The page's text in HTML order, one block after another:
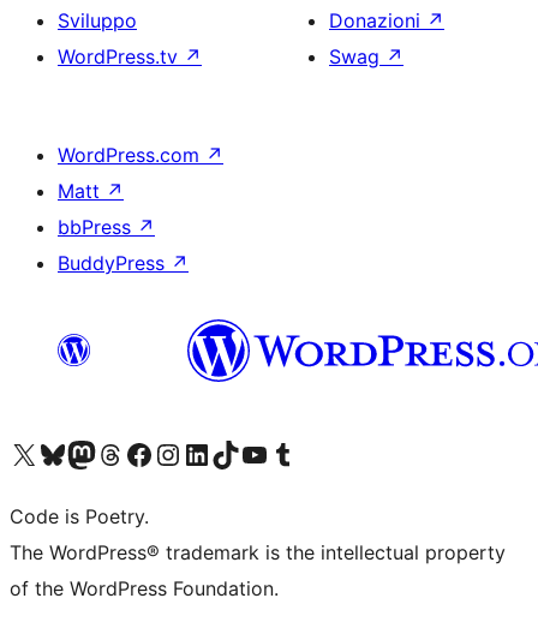
Sviluppo
WordPress.tv ↗
Donazioni ↗
Swag ↗
WordPress.com ↗
Matt ↗
bbPress ↗
BuddyPress ↗
Visita il nostro account X (ex Twitter)
Visita il nostro account Bluesky
Visita il nostro account Mastodon
Visita il nostro account Threads
Visita la nostra pagina Facebook
Visita il nostro account Instagram
Visita il nostro account LinkedIn
Visita il nostro account TikTok
Visita il nostro canale YouTube
Visita il nostro account Tumblr
Code is Poetry.
The WordPress® trademark is the intellectual property
of the WordPress Foundation.